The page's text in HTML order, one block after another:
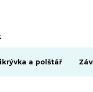
a polštář